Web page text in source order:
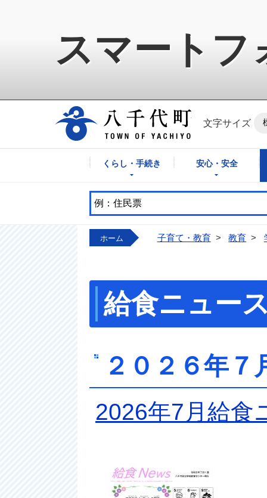
スマートフ
八千代町公式ホ
文字サイズ
くらし・手続き 安心・安全
ホーム 子育て・教育 > 教育 >
給食ニュー
２０２６年７
2026年7月給食